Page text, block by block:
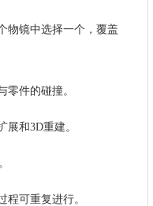
物镜中选择一个，覆盖
零件的碰撞。
展和3D重建。
程可重复进行。